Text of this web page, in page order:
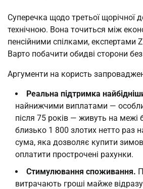
Суперечка щодо третьої щорічної
технічною. Вона точиться між
пенсійними спілками, експертами
Варто побачити обидві сторони
Аргументи на користь
Реальна підтримка
найнижчими виплатами —
після 75 років — живуть на межі
близько 1 800 злотих нетто раз
сума, яка дозволяє купити
оплатити прострочені рахунки.
Стимулювання споживання.
витрачають гроші майже